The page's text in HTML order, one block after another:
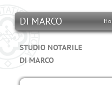
DI MARCO
STUDIO NOTARILE
DI MARCO